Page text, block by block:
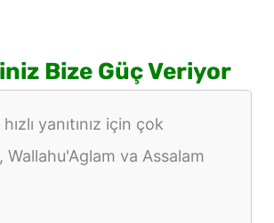
Bize Güç Veriyor
yanıtınız için çok
Wallahu'Aglam va Assalam